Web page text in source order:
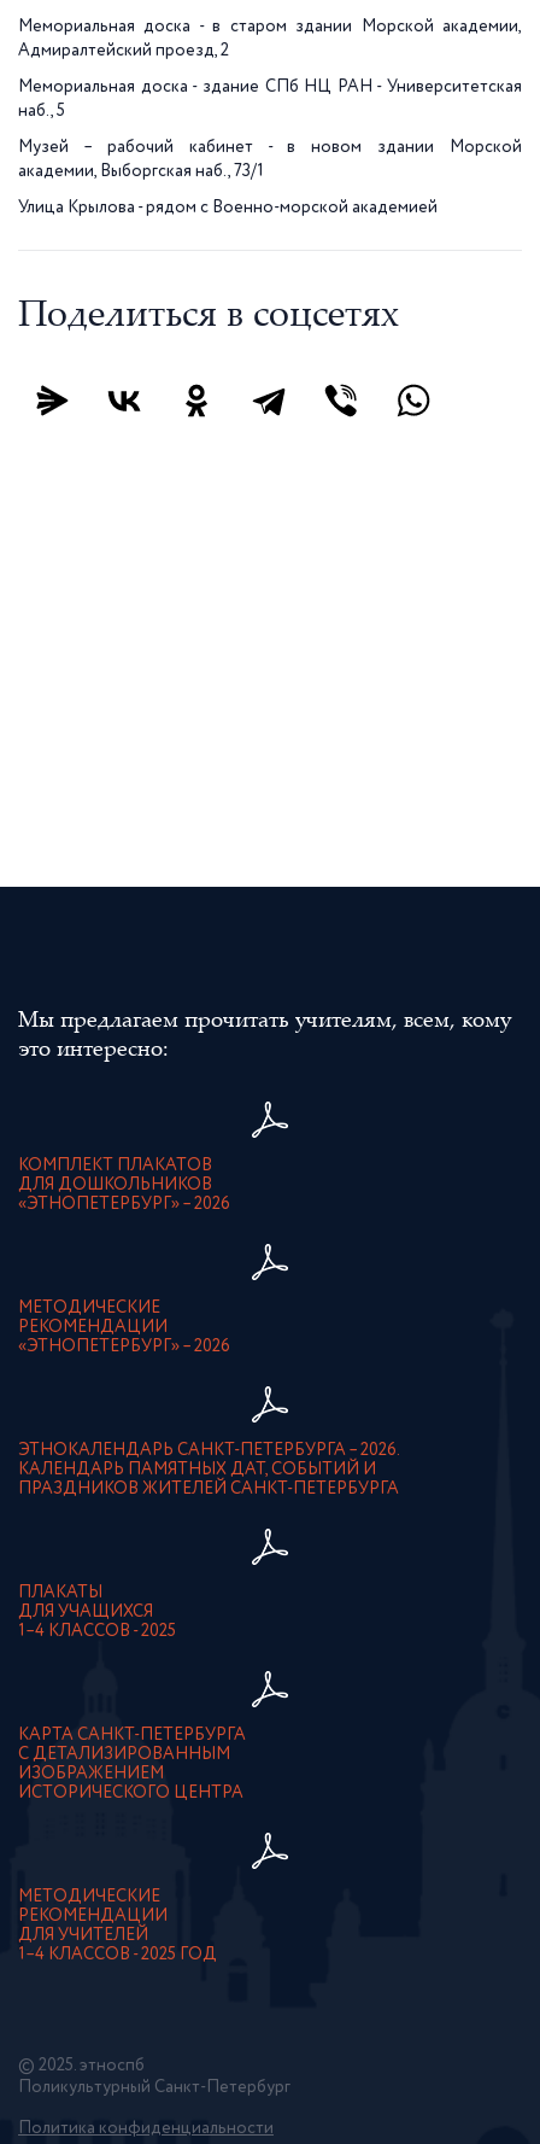
Мемориальная доска - в старом здании Морской академии,
Адмиралтейский проезд, 2
Мемориальная доска - здание СПб НЦ РАН - Университетская
наб., 5
Музей – рабочий кабинет - в новом здании Морской
академии, Выборгская наб., 73/1
Улица Крылова - рядом с Военно-морской академией
Поделиться в соцсетях
Мы предлагаем прочитать учителям, всем, кому
это интересно:
КОМПЛЕКТ ПЛАКАТОВ
ДЛЯ ДОШКОЛЬНИКОВ
«ЭТНОПЕТЕРБУРГ» – 2026
МЕТОДИЧЕСКИЕ
РЕКОМЕНДАЦИИ
«ЭТНОПЕТЕРБУРГ» – 2026
ЭТНОКАЛЕНДАРЬ САНКТ-ПЕТЕРБУРГА – 2026.
КАЛЕНДАРЬ ПАМЯТНЫХ ДАТ, СОБЫТИЙ И
ПРАЗДНИКОВ ЖИТЕЛЕЙ САНКТ-ПЕТЕРБУРГА
ПЛАКАТЫ
ДЛЯ УЧАЩИХСЯ
1–4 КЛАССОВ - 2025
КАРТА САНКТ-ПЕТЕРБУРГА
С ДЕТАЛИЗИРОВАННЫМ
ИЗОБРАЖЕНИЕМ
ИСТОРИЧЕСКОГО ЦЕНТРА
МЕТОДИЧЕСКИЕ
РЕКОМЕНДАЦИИ
ДЛЯ УЧИТЕЛЕЙ
1–4 КЛАССОВ - 2025 ГОД
© 2025. этноспб
Поликультурный Санкт-Петербург
Политика конфиденциальности